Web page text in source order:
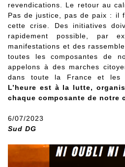
revendications. Le retour au
Pas de justice, pas de paix : il
cette crise. Des initiatives
rapidement possible, par
manifestations et des
toutes les composantes de
appelons à des marches
dans toute la France et les
L’heure est à la lutte,
chaque composante de notre
6/07/2023
Sud DG